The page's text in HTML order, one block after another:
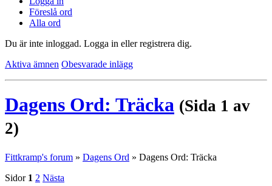
Föreslå ord
Alla ord
Du är inte inloggad. Logga in eller registrera dig.
Aktiva ämnen Obesvarade inlägg
Dagens Ord: Träcka (Sida 1 av
2)
Fittkramp's forum » Dagens Ord » Dagens Ord: Träcka
Sidor 1 2 Nästa